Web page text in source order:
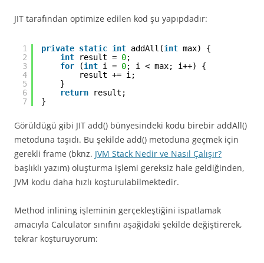
JIT tarafından optimize edilen kod şu yapıpdadır:
1
2
3
4
5
6
7
private static int addAll(int max) {
int
result = 0;
for
(int i = 0; i < max; i++) {
result += i;
}
return
result;
}
Görüldügü gibi JIT add() bünyesindeki kodu birebir addAll()
metoduna taşıdı. Bu şekilde add() metoduna geçmek için
gerekli frame (bknz. JVM Stack Nedir ve Nasıl Çalışır?
başlıklı yazım) oluşturma işlemi gereksiz hale geldiğinden,
JVM kodu daha hızlı koşturulabilmektedir.
Method inlining işleminin gerçekleştiğini ispatlamak
amacıyla Calculator sınıfını aşağidaki şekilde değiştirerek,
tekrar koşturuyorum: